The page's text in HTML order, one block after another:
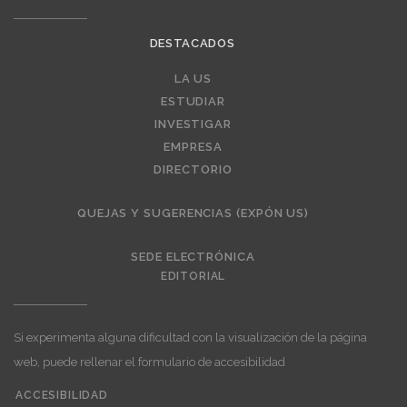
DESTACADOS
LA US
ESTUDIAR
INVESTIGAR
EMPRESA
DIRECTORIO
QUEJAS Y SUGERENCIAS (EXPÓN US)
SEDE ELECTRÓNICA
EDITORIAL
Si experimenta alguna dificultad con la visualización de la página
web, puede rellenar el formulario de accesibilidad
ACCESIBILIDAD